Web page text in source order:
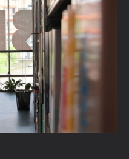
plan technique,
à Vectorworks
articles